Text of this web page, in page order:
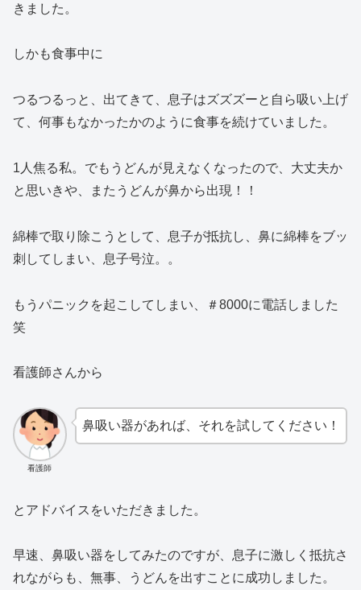
きました。
しかも食事中に
つるつるっと、出てきて、息子はズズズーと自ら吸い上げ
て、何事もなかったかのように食事を続けていました。
1人焦る私。でもうどんが見えなくなったので、大丈夫か
と思いきや、またうどんが鼻から出現！！
綿棒で取り除こうとして、息子が抵抗し、鼻に綿棒をブッ
刺してしまい、息子号泣。。
もうパニックを起こしてしまい、＃8000に電話しました
笑
看護師さんから
看護師
鼻吸い器があれば、それを試してください！
とアドバイスをいただきました。
早速、鼻吸い器をしてみたのですが、息子に激しく抵抗さ
れながらも、無事、うどんを出すことに成功しました。